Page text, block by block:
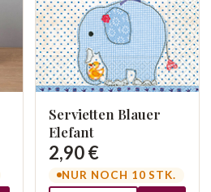
Servietten Blauer
Elefant
2,90 €
NUR NOCH 10 STK.